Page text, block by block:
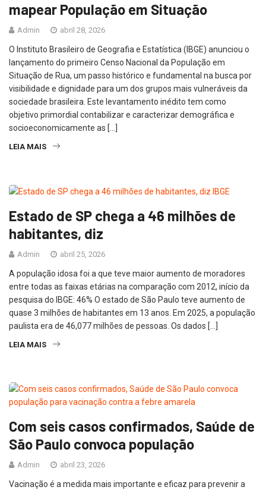
mapear População em Situação
Admin abril 28, 2026
O Instituto Brasileiro de Geografia e Estatística (IBGE) anunciou o
lançamento do primeiro Censo Nacional da População em
Situação de Rua, um passo histórico e fundamental na busca por
visibilidade e dignidade para um dos grupos mais vulneráveis da
sociedade brasileira. Este levantamento inédito tem como
objetivo primordial contabilizar e caracterizar demográfica e
socioeconomicamente as […]
LEIA MAIS
Estado de SP chega a 46 milhões de
habitantes, diz
Admin abril 25, 2026
A população idosa foi a que teve maior aumento de moradores
entre todas as faixas etárias na comparação com 2012, início da
pesquisa do IBGE: 46% O estado de São Paulo teve aumento de
quase 3 milhões de habitantes em 13 anos. Em 2025, a população
paulista era de 46,077 milhões de pessoas. Os dados […]
LEIA MAIS
Com seis casos confirmados, Saúde de
São Paulo convoca população
Admin abril 23, 2026
Vacinação é a medida mais importante e eficaz para prevenir a